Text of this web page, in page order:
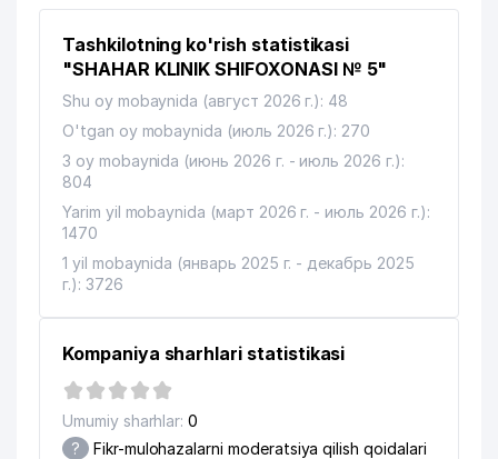
QOVOQ UY-MUZEYI
11
ILNUR KOMMUNAL SERVIS UY-JOY
12 BRAVO MED SERVICE MChJ
13
FERUZA KOMMUNALCHI UY-JOY
MULK SHIRKATI
MChJ
OXBRIDGE INTERNATIONAL SCHOOL
MChJ
16
BOLALAR SUYAK-TUBERKULYOZ
SANATORIYASI
Tashkilotning ko'rish statistikasi
"SHAHAR KLINIK SHIFOXONASI № 5"
Shu oy mobaynida (август 2026 г.): 48
O'tgan oy mobaynida (июль 2026 г.): 270
3 oy mobaynida (июнь 2026 г. - июль 2026 г.):
804
Yarim yil mobaynida (март 2026 г. - июль 2026 г.):
1470
1 yil mobaynida (январь 2025 г. - декабрь 2025
г.): 3726
Kompaniya sharhlari statistikasi
Umumiy sharhlar: 0
? Fikr-mulohazalarni moderatsiya qilish qoidalari